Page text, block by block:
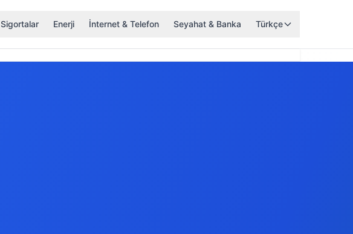
Sigortalar Enerji İnternet & Telefon Seyahat & Banka Türkçe